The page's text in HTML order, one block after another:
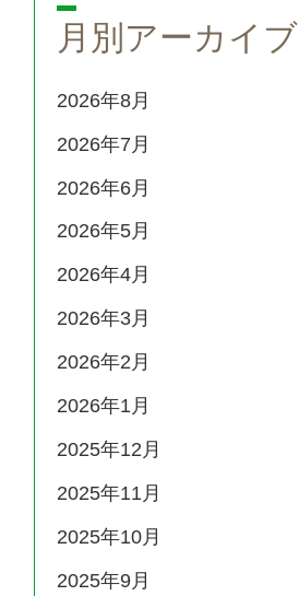
月別アーカイブ
2026年8月
2026年7月
2026年6月
2026年5月
2026年4月
2026年3月
2026年2月
2026年1月
2025年12月
2025年11月
2025年10月
2025年9月